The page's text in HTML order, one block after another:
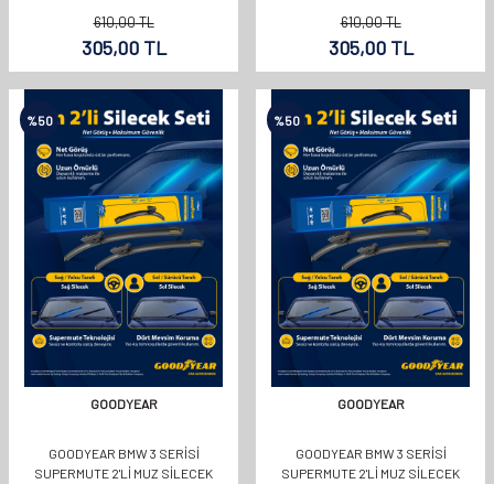
610,00TL
305,00TL
610,00TL
305,00TL
%50
GOODYEAR
GOODYEAR BMW 3 SERISI
SUPERMUTE 2'LI MUZ SILECEK
%50
GOODYEAR
GOODYEAR BMW 3 SERISI
SUPERMUTE 2'LI MUZ SILECEK